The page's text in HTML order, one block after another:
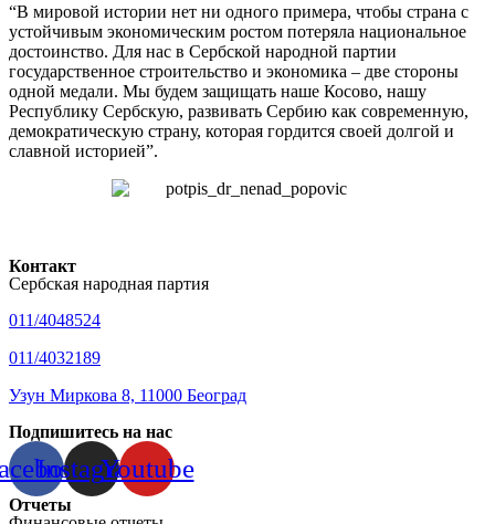
“В мировой истории нет ни одного примера, чтобы страна с
устойчивым экономическим ростом потеряла национальное
достоинство. Для нас в Сербской народной партии
государственное строительство и экономика – две стороны
одной медали. Мы будем защищать наше Косово, нашу
Республику Сербскую, развивать Сербию как современную,
демократическую страну, которая гордится своей долгой и
славной историей”.
Контакт
Сербская народная партия
011/4048524
011/4032189
Узун Миркова 8, 11000 Београд
Подпишитесь на нас
InstagramYoutube
Отчеты